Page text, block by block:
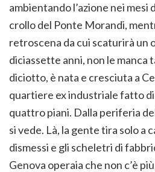
ambientando l’azione nei mesi
crollo del Ponte Morandi,
retroscena da cui scaturirà un
diciassette anni, non le manca
diciotto, è nata e cresciuta a
quartiere ex industriale fatto
quattro piani. Dalla periferia
si vede. Là, la gente tira solo a
dismessi e gli scheletri di
Genova operaia che non c’è